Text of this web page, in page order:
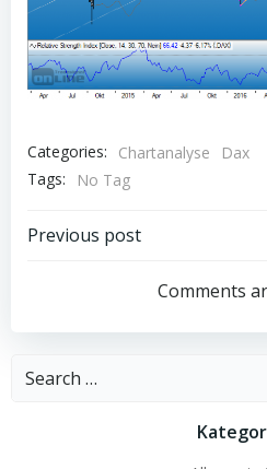
Categories: Chartanalyse
Dax
Tags:
No Tag
Post
navigation
Previous post
Comments
Search